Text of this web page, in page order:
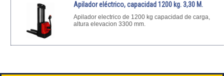
Apilador eléctrico, capacidad 1200 kg. 3,30 M.
Apilador electrico de 1200 kg capacidad de carga,
altura elevacion 3300 mm.